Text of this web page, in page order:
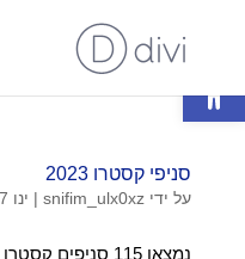
סניפי קסטרו 2023
על ידי snifim_ulx0xz
| ינו 27, 2023
נמצאו 115
פתח סרגל נגישות